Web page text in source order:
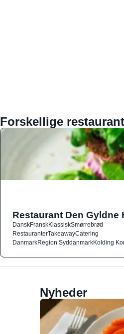
Forskellige
Restaurant Den Gyldne
DanskFranskKlassiskSmørrebrød
RestauranterTakeawayCatering
DanmarkRegion SyddanmarkKolding
Nyheder